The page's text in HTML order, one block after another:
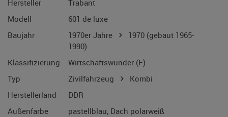
Hersteller
Trabant
Modell
601 de luxe
Baujahr
1970er Jahre 1970 (gebaut 1965-
1990)
Klassifizierung
Wirtschaftswunder (F)
Typ
Zivilfahrzeug
Kombi
Herstellerland
DDR
Außenfarbe
pastellblau, Dach polarweiß